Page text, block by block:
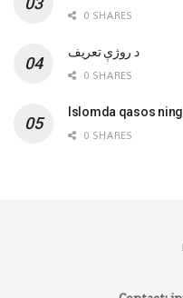
0 SHARES
‌د روژې تعریف
0 SHARES
Islomda qasos
0 SHARES